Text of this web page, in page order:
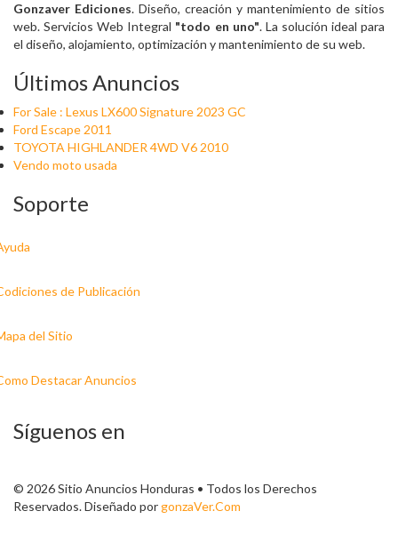
Gonzaver Ediciones. Diseño, creación y mantenimiento de sitios
web. Servicios Web Integral "todo en uno". La solución ideal para
el diseño, alojamiento, optimización y mantenimiento de su web.
Últimos Anuncios
For Sale : Lexus LX600 Signature 2023 GC
Ford Escape 2011
TOYOTA HIGHLANDER 4WD V6 2010
Vendo moto usada
Soporte
de Publicación
del Sitio
Destacar Anuncios
Síguenos en
© 2026 Sitio Anuncios Honduras • Todos los Derechos
Reservados. Diseñado porgonzaVer.Com